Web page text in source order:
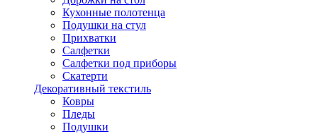
Кухонные полотенца
Подушки на стул
Прихватки
Салфетки
Салфетки под приборы
Скатерти
Декоративный текстиль
Ковры
Пледы
Подушки